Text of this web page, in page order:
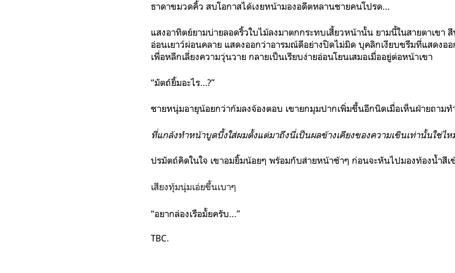
ธาดาขมวดคิ้ว สบโอกาสได้เงยหน้ามองอดีตหลานชายคนโปรด...
แสงอาทิตย์ยามบ่ายลอดริ้วใบไม้ลงมาตกกระทบเสี้ยวหน้านั้น ยามนี้ในสายตาเขา
อ่อนเยาว์ผ่อนคลาย แสดงออกว่าอารมณ์ดีอย่างปิดไม่มิด บุคลิกเงียบขรึมที่แสดงอ
เพื่อหลีกเลี่ยงความวุ่นวาย กลายเป็นเรียบง่ายอ่อนโยนเสมอเมื่ออยู่ต่อหน้าเขา
“มัตถ์ยิ้มอะไร…?”
ชายหนุ่มอายุน้อยกว่าก้มลงจ้องตอบ เขายกมุมปากเพิ่มขึ้นอีกนิดเมื่อเห็นฝ่ายถามท
ที่แกล้งทำหน้าบูดบึ้งใส่ผมตั้งแต่มาถึงนี่เป็นผลข้างเคียงของความเขินเท่านั้นใช่ไห
ปรมัตถ์คิดในใจ เขาอมยิ้มน้อยๆ พร้อมกับส่ายหน้าช้าๆ ก่อนจะหันไปมองท้องน้ำสีเ
เสียงทุ้มนุ่มเอ่ยขึ้นเบาๆ
“อยากล่องเรือมั้ยครับ...”
TBC.